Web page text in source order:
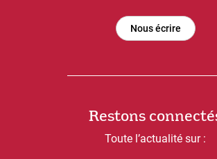
Nous écrire
Restons
Toute l’actualité sur :